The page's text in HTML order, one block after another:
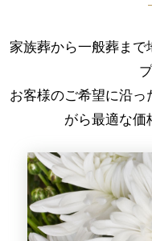
家族葬から一般葬ま
お客様のご希望に沿
がら最適な価